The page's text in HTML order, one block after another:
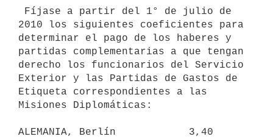
2010 los siguientes coeficientes para
determinar el pago de los haberes y
partidas complementarias a que tengan
derecho los funcionarios del Servicio
Exterior y las Partidas de Gastos de
Etiqueta correspondientes a las
Misiones Diplomáticas:
ALEMANIA, Berlín            3,40